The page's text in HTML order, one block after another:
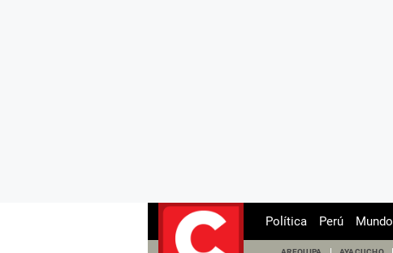
Política Perú Mundo